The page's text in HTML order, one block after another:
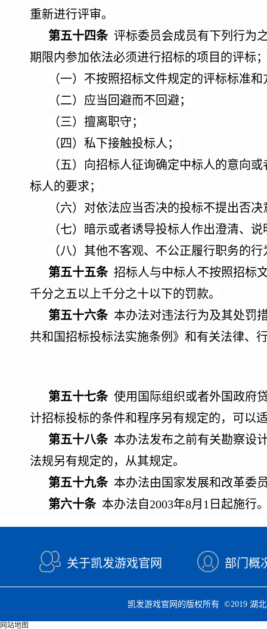
重新进行评审。
第五十四条 评标委员会成员有下列行为
期限内参加依法必须进行招标的项目的评标
（一）不按照招标文件规定的评标标准
（二）应当回避而不回避；
（三）擅离职守；
（四）私下接触投标人；
（五）向招标人征询确定中标人的意向
标人的要求；
（六）对依法应当否决的投标不提出否决
（七）暗示或者诱导投标人作出澄清、
（八）其他不客观、不公正履行职务的行
第五十五条 招标人与中标人不按照招标
千分之五以上千分之十以下的罚款。
第五十六条 本办法对违法行为及其处罚
共和国招标投标法实施条例》和有关法律、
第五十七条 使用国际组织或者外国政府
计招标投标的条件和程序另有规定的，可以
第五十八条 本办法发布之前有关勘察设
法规另有规定的，从其规定。
第五十九条 本办法由国家发展和改革委
第六十条 本办法自2003年8月1日起施行
关于凯发游戏官网 部门概
凯发游戏官网的版权所有 ©2019 湖
网站地图